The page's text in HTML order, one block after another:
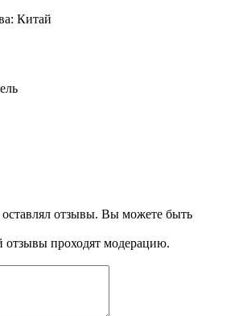
: Китай
оставлял отзывы. Вы можете быть
отзывы проходят модерацию.